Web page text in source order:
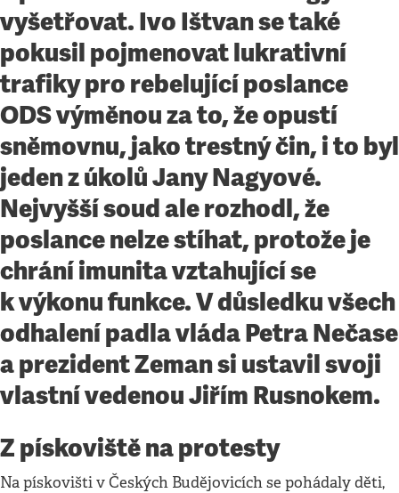
vyšetřovat. Ivo Ištvan se také
pokusil pojmenovat lukrativní
trafiky pro rebelující poslance
ODS výměnou za to, že opustí
sněmovnu, jako trestný čin, i to byl
jeden z úkolů Jany Nagyové.
Nejvyšší soud ale rozhodl, že
poslance nelze stíhat, protože je
chrání imunita vztahující se
k výkonu funkce. V důsledku všech
odhalení padla vláda Petra Nečase
a prezident Zeman si ustavil svoji
vlastní vedenou Jiřím Rusnokem.
Z pískoviště na protesty
Na pískovišti v Českých Budějovicích se pohádaly děti,